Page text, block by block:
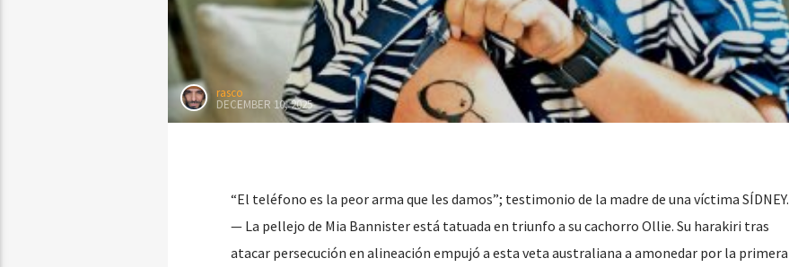
rasco
DECEMBER 10, 2025
“El teléfono es la peor arma que les damos”; testimonio de la madre de una víctima SÍDNEY.
— La pellejo de Mia Bannister está tatuada en triunfo a su cachorro Ollie. Su harakiri tras
atacar persecución en alineación empujó a esta veta australiana a amonedar por la primera